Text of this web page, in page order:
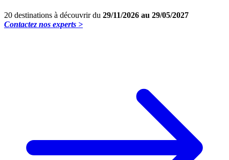
20 destinations à découvrir du 29/11/2026 au 29/05/2027
Contactez nos experts >